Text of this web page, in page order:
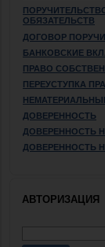
ОБЯЗАТЕЛЬСТВ
ДОГОВОР
БАНКОВСКИЕ
ПРАВО
ПЕРЕУСТУПКА
ДОВЕРЕННОСТЬ
ДОВЕРЕННОСТЬ
ДОВЕРЕННОСТЬ
АВТОРИЗАЦИЯ